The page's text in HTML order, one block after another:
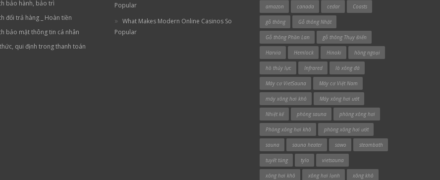
bảo hành, bảo trì
đổi trả hàng _ Hoàn tiền
bảo mật thông tin cá nhân
qui định trong thanh toán
Popular
What Makes Modern Online Casinos So
Popular
amazon canada cedar Coasts
gỗ thông Gỗ thông Nhật
Gỗ thông Phần Lan gỗ thông Thụy Điển
Harvia Hemlock Hinoki hồng ngoại
hồ thủy lực Infrared lò xông đá
Máy cơ VietSauna Máy cơ Việt Nam
máy xông hơi khô Máy xông hơi ướt
Nhiệt kế phòng sauna phòng xông hơi
Phòng xông hơi khô phòng xông hơi ướt
sauna sauna heater sawo steambath
tuyết tùng tylo vietsauna
xông hơi khô xông hơi lạnh xông khô